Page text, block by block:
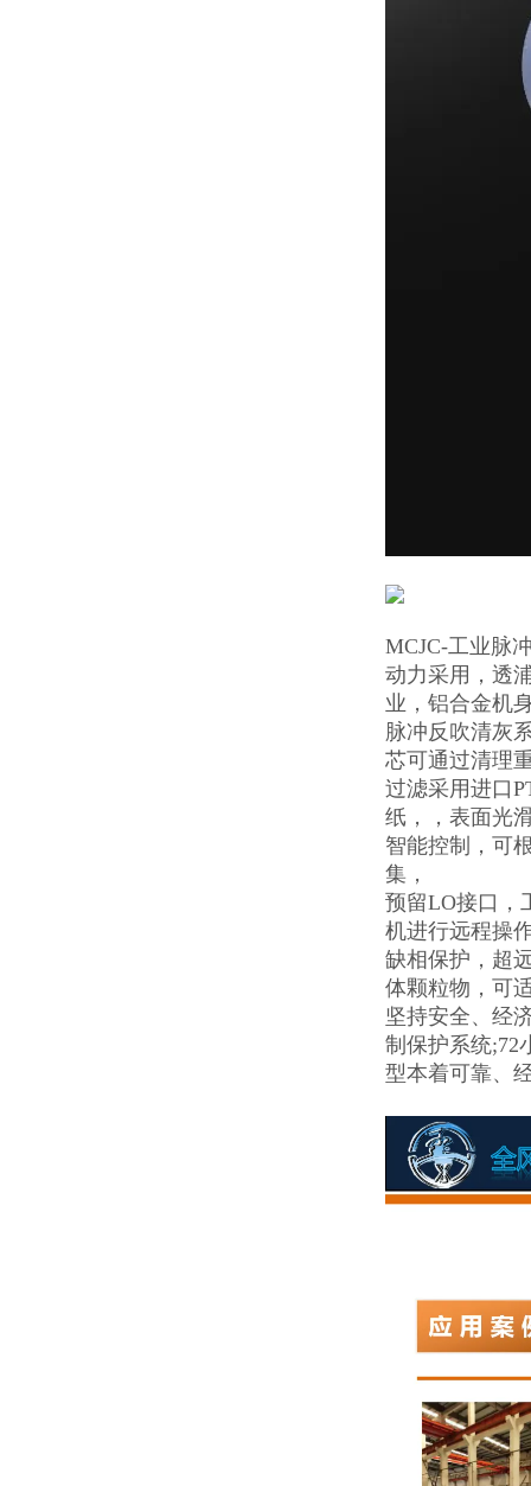
MCJC-工业脉
动力采用，透
业，铝合金机
脉冲反吹清灰
芯可通过清理
过滤采用进口
纸，，表面光
智能控制，可
集，
预留LO接口，
机进行远程操
缺相保护，超
体颗粒物，可
坚持安全、经
制保护系统;72
型本着可靠、